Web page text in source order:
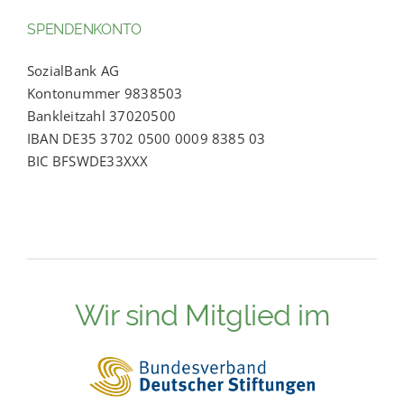
SPENDENKONTO
SozialBank AG
Kontonummer 9838503
Bankleitzahl 37020500
IBAN DE35 3702 0500 0009 8385 03
BIC BFSWDE33XXX
Wir sind Mitglied im